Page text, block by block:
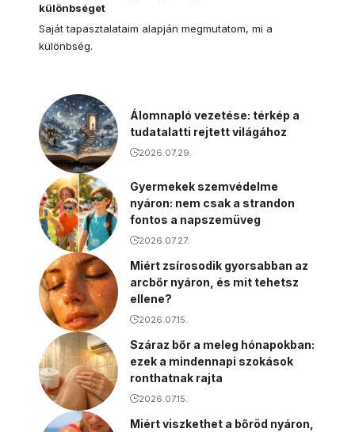
különbséget
Saját tapasztalataim alapján megmutatom, mi a
különbség.
Álomnapló vezetése: térkép a
tudatalatti rejtett világához
2026.07.29.
Gyermekek szemvédelme
nyáron: nem csak a strandon
fontos a napszemüveg
2026.07.27.
Miért zsírosodik gyorsabban az
arcbőr nyáron, és mit tehetsz
ellene?
2026.07.15.
Száraz bőr a meleg hónapokban:
ezek a mindennapi szokások
ronthatnak rajta
2026.07.15.
Miért viszkethet a bőröd nyáron,